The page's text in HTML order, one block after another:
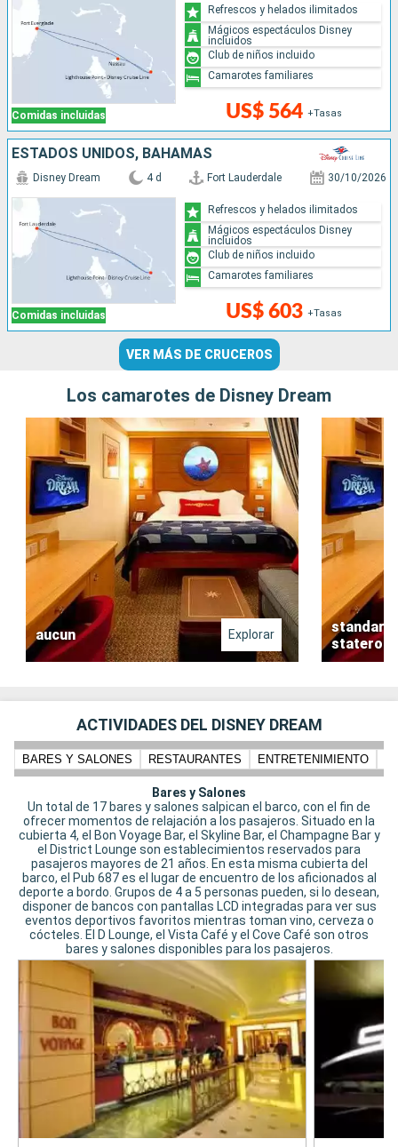
Comidas incluidas US$ 564 +Tasas
Refrescos y helados ilimitados
Mágicos espectáculos Disney
incluidos
Club de niños incluido
Camarotes familiares
ESTADOS UNIDOS, BAHAMAS
Comidas incluidas
Disney Dream 4 d Fort Lauderdale 30/10/2026
US$ 603 +Tasas
Refrescos y helados ilimitados
Mágicos espectáculos Disney
incluidos
Club de niños incluido
Camarotes familiares
VER MÁS DE CRUCEROS
Los camarotes de Disney Dream
aucun Explorar
standard
ACTIVIDADES DEL DISNEY DREAM
BARES Y SALONES RESTAURANTES ENTRETENIMIENTO
Bares y Salones
Un total de 17 bares y salones salpican el barco, con el fin de
ofrecer momentos de relajación a los pasajeros. Situado en la
cubierta 4, el Bon Voyage Bar, el Skyline Bar, el Champagne Bar y
el District Lounge son establecimientos reservados para
pasajeros mayores de 21 años. En esta misma cubierta del
barco, el Pub 687 es el lugar de encuentro de los aficionados al
deporte a bordo. Grupos de 4 a 5 personas pueden, si lo desean,
disponer de bancos con pantallas LCD integradas para ver sus
eventos deportivos favoritos mientras toman vino, cerveza o
cócteles. El D Lounge, el Vista Café y el Cove Café son otros
bares y salones disponibles para los pasajeros.